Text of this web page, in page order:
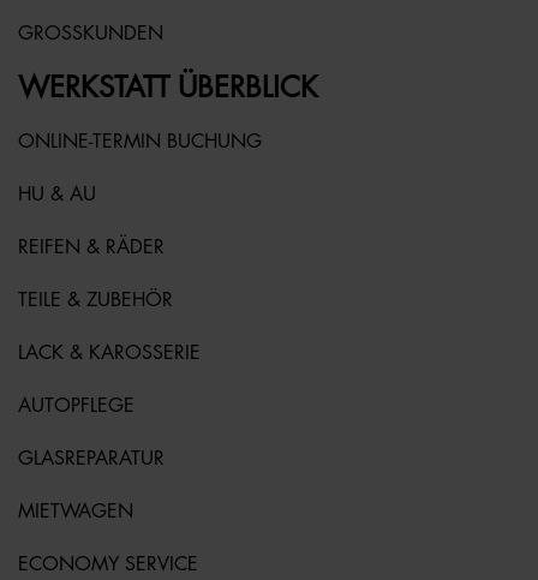
GROSSKUNDEN
WERKSTATT ÜBERBLICK
ONLINE-TERMIN BUCHUNG
HU & AU
REIFEN & RÄDER
TEILE & ZUBEHÖR
LACK & KAROSSERIE
AUTOPFLEGE
GLASREPARATUR
MIETWAGEN
ECONOMY SERVICE